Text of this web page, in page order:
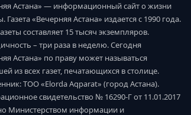
Астана» — информационный сайт о жизни
Газета «Вечерняя Астана» издается с 1990 года.
составляет 15 тысяч экземпляров.
– три раза в неделю. Сегодня
Астана» по праву может называться
из всех газет, печатающихся в столице.
ТОО «Elorda Aqparat» (город Астана).
свидетельство № 16290-Г от 11.01.2017
Министерством информации и